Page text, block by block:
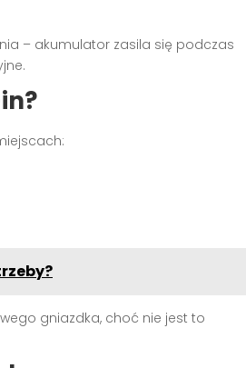
– akumulator zasila się podczas
gniazdka, choć nie jest to